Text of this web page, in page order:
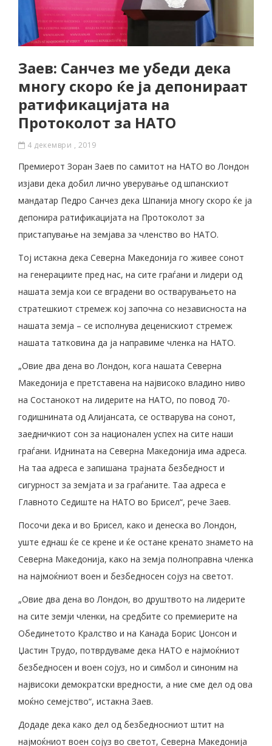
Заев: Санчез ме убеди дека
многу скоро ќе ја депонираат
ратификацијата на
Протоколот за НАТО
4 декември , 2019
Премиерот Зоран Заев по самитот на НАТО во Лондон
изјави дека добил лично уверување од шпанскиот
мандатар Педро Санчез дека Шпанија многу скоро ќе ја
депонира ратификацијата на Протоколот за
пристапување на земјава за членство во НАТО.
Тој истакна дека Северна Македонија го живее сонот
на генерациите пред нас, на сите граѓани и лидери од
нашата земја кои се вградени во остварувањето на
стратешкиот стремеж кој започна со независноста на
нашата земја – се исполнува деценискиот стремеж
нашата татковина да ја направиме членка на НАТО.
„Овие два дена во Лондон, кога нашата Северна
Македонија е претставена на највисоко владино ниво
на Состанокот на лидерите на НАТО, по повод 70-
годишнината од Алијансата, се остварува на сонот,
заедничкиот сон за национален успех на сите наши
граѓани. Иднината на Северна Македонија има адреса.
На таа адреса е запишана трајната безбедност и
сигурност за земјата и за граѓаните. Таа адреса е
Главното Седиште на НАТО во Брисел“, рече Заев.
Посочи дека и во Брисел, како и денеска во Лондон,
уште еднаш ќе се крене и ќе остане кренато знамето на
Северна Македонија, како на земја полноправна членка
на најмоќниот воен и безбедносен сојуз на светот.
„Овие два дена во Лондон, во друштвото на лидерите
на сите земји членки, на средбите со премиерите на
Обединетото Кралство и на Канада Борис Џонсон и
Џастин Трудо, потврдуваме дека НАТО е најмоќниот
безбедносен и воен сојуз, но и симбол и синоним на
највисоки демократски вредности, а ние сме дел од ова
моќно семејство“, истакна Заев.
Додаде дека како дел од безбедносниот штит на
најмоќниот воен сојуз во светот, Северна Македонија